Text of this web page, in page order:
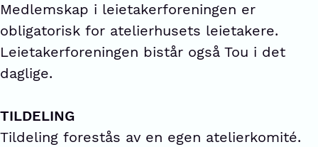
Medlemskap i leietakerforeningen er
obligatorisk for atelierhusets leietakere.
Leietakerforeningen bistår også Tou i det
daglige.
TILDELING
Tildeling forestås av en egen atelierkomité.